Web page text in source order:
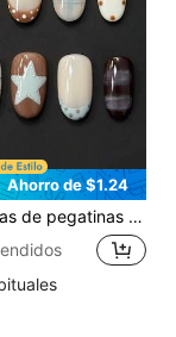
Ahorro de $1.24
a mano con lunares blancos y marrones, estrellas 3D de cinco puntas azul claro y cuadros, adecuadas para uso diario, uñas postizas hechas a mano